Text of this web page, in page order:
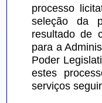
processo
seleção da
resultado de
para a
Poder
estes
serviços